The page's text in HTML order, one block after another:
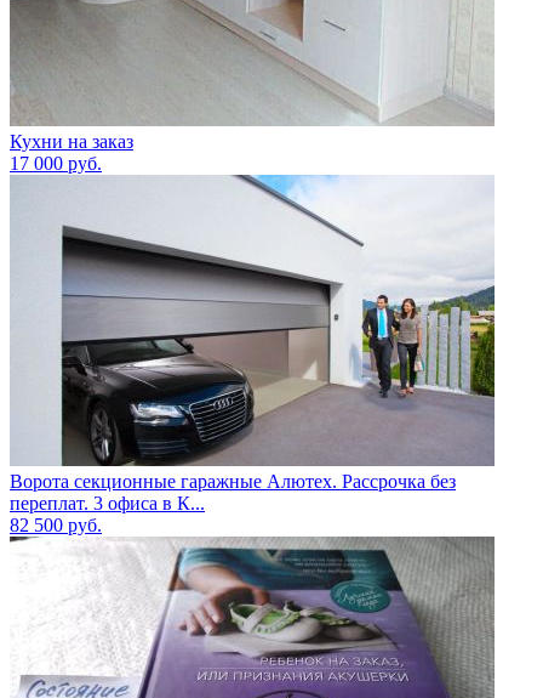
Кухни на заказ
17 000 руб.
Ворота секционные гаражные Алютех. Рассрочка без
переплат. 3 офиса в К...
82 500 руб.